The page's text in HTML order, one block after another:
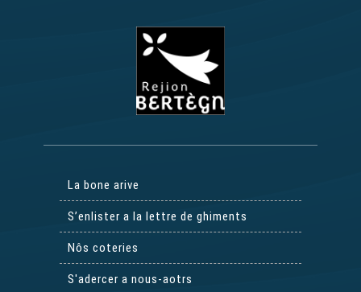
La bone arive
S’enlister a la lettre de ghiments
Nôs coteries
S'adercer a nous-aotrs